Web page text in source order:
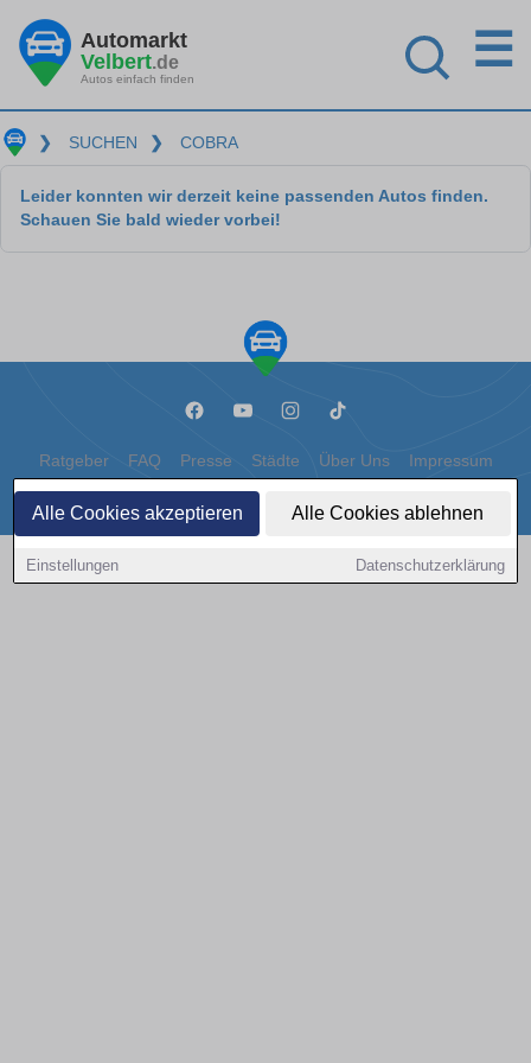
Alle Cookies akzeptieren Alle Cookies ablehnen
Einstellungen Datenschutzerklärung
Automarkt
Velbert.de
Autos einfach finden
☰
❯ SUCHEN ❯ COBRA
Leider konnten wir derzeit keine passenden Autos finden.
Schauen Sie bald wieder vorbei!
Ratgeber FAQ Presse Städte Über Uns Impressum
Datenschutz Cookies
Copyright © 2000 - 2026 | 1A Infosysteme GmbH | Content by: 1a-sites-autos